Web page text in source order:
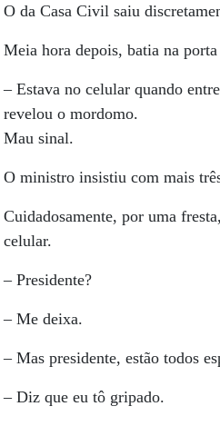
O da Casa Civil saiu
Meia hora depois, batia na
– Estava no celular quando
revelou o mordomo.
Mau sinal.
O ministro insistiu com mais
Cuidadosamente, por uma
celular.
– Presidente?
– Me deixa.
– Mas presidente, estão todos
– Diz que eu tô gripado.